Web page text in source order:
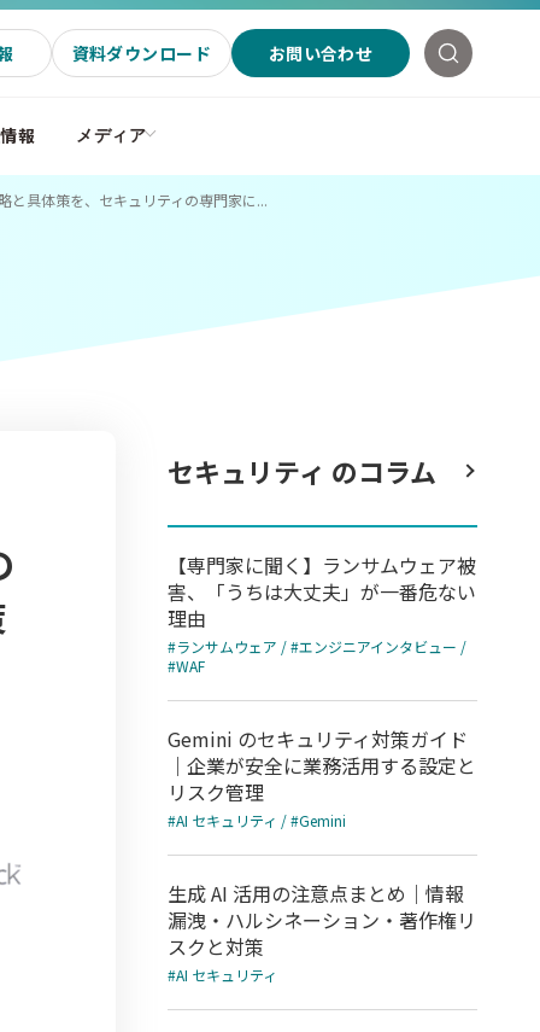
資料ダウンロード お問い合わせ
報 メディア
と具体策を、セキュリティの専門家に...
セキュリティ のコラム
【専門家に聞く】ランサムウェア被
害、「うちは大丈夫」が一番危ない
理由
#ランサムウェア / #エンジニアインタビュー /
#WAF
Gemini のセキュリティ対策ガイド
｜企業が安全に業務活用する設定と
リスク管理
#AI セキュリティ / #Gemini
生成 AI 活用の注意点まとめ｜情報
漏洩・ハルシネーション・著作権リ
スクと対策
#AI セキュリティ